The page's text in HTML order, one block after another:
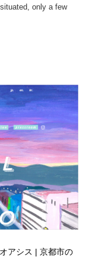
ャラリー
・ブラシ
・ブラシ
11
346
only a few
アシス | 京都市の